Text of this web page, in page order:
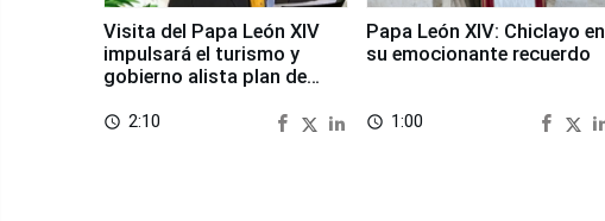
Visita del Papa León XIV
impulsará el turismo y
gobierno alista plan de
access_time 2:10
Papa León XIV: Chiclayo en
su emocionante recuerdo
access_time 1:00